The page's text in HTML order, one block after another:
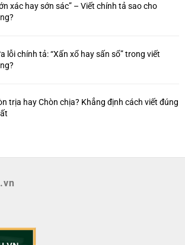
xác hay sớn sác” – Viết chính tả sao cho
lỗi chính tả: “Xấn xổ hay sấn sổ” trong viết
trịa hay Chòn chịa? Khẳng định cách viết đúng